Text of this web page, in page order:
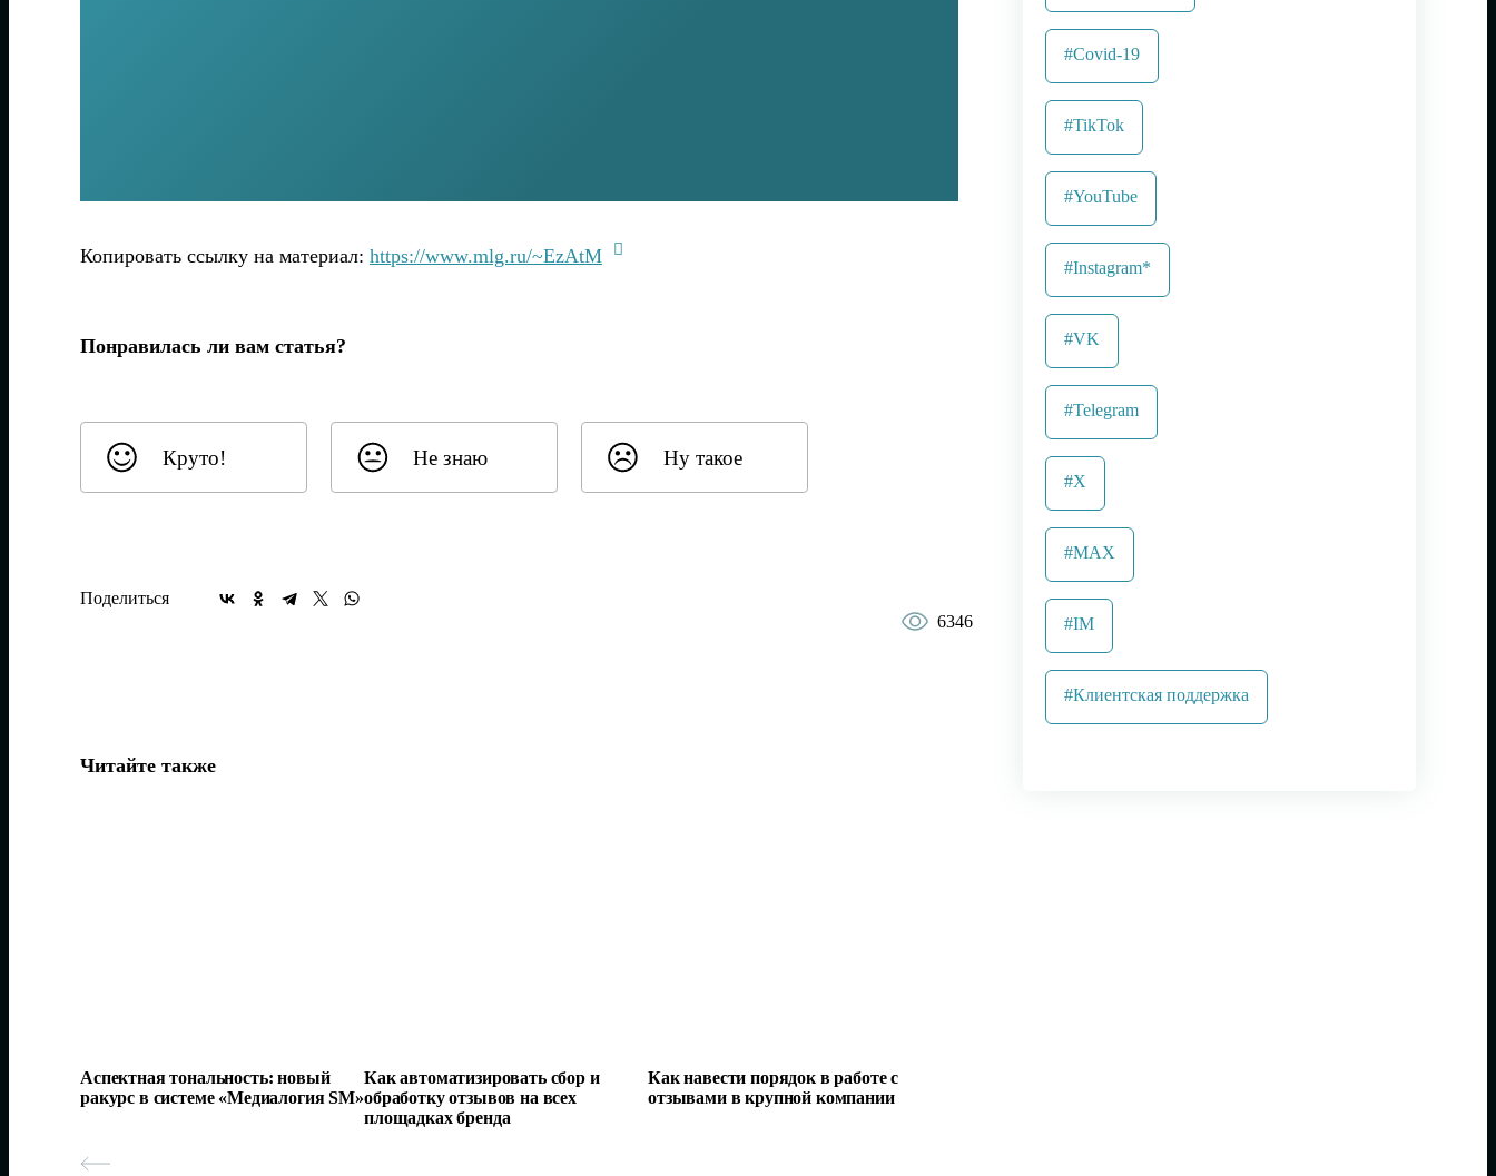
Копировать ссылку на материал: https://www.mlg.ru/~EzAtM
Понравилась ли вам статья?
Круто! Не знаю Ну такое
Поделиться
6346
Читайте также
Аспектная тональность: новый
ракурс в системе «Медиалогия SM»
Как автоматизировать сбор и
обработку отзывов на всех
площадках бренда
Как навести порядок в работе с
отзывами в крупной компании
#Covid-19
#TikTok
#YouTube
#Instagram*
#VK
#Telegram
#X
#MAX
#IM
#Клиентская поддержка